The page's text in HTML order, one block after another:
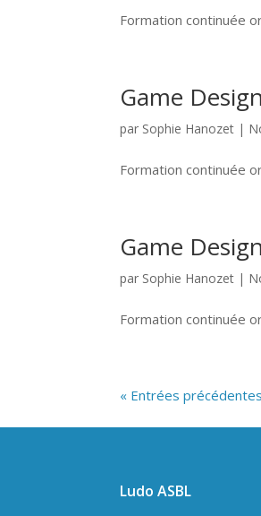
Formation continuée
Game
par Sophie Hanozet |
Formation continuée
Game
par Sophie Hanozet |
Formation continuée
« Entrées précédentes
Ludo ASBL